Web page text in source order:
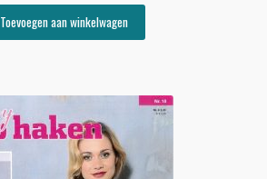
Toevoegen aan winkelwagen